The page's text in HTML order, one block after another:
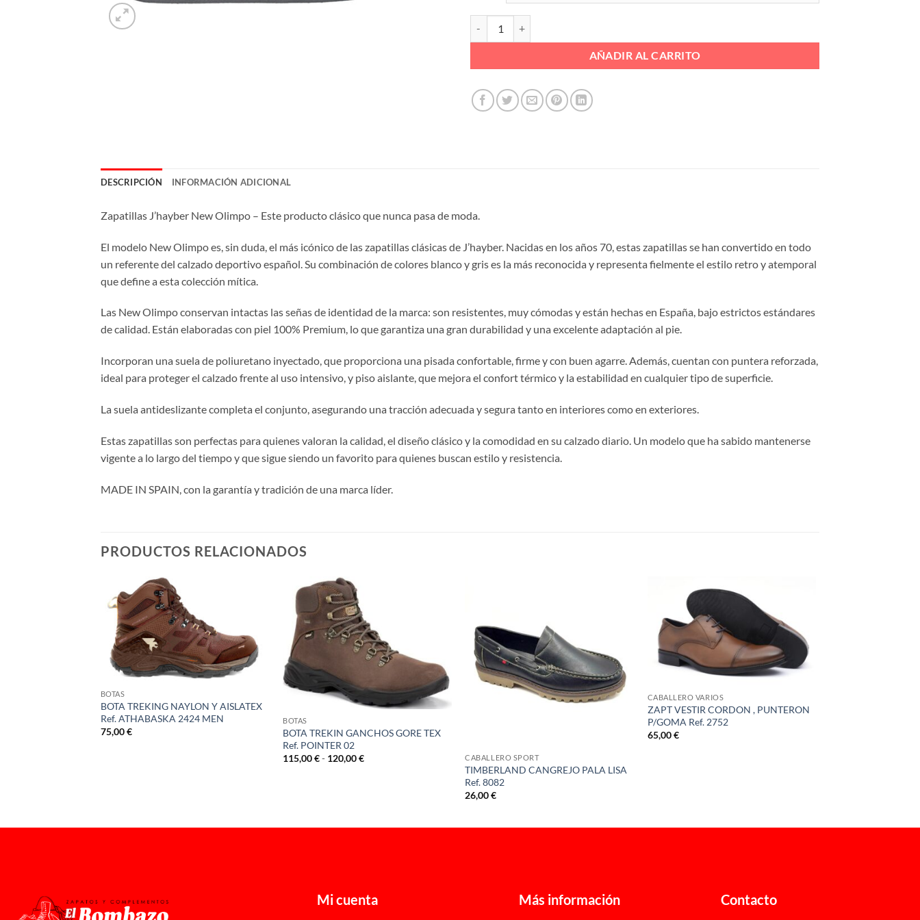
AÑADIR AL CARRITO
DESCRIPCIÓN INFORMACIÓN ADICIONAL
Zapatillas J’hayber New Olimpo – Este producto clásico que nunca pasa de moda.
El modelo New Olimpo es, sin duda, el más icónico de las zapatillas clásicas de J’hayber. Nacidas en los años 70, estas zapatillas se han convertido en todo
un referente del calzado deportivo español. Su combinación de colores blanco y gris es la más reconocida y representa fielmente el estilo retro y atemporal
que define a esta colección mítica.
Las New Olimpo conservan intactas las señas de identidad de la marca: son resistentes, muy cómodas y están hechas en España, bajo estrictos estándares
de calidad. Están elaboradas con piel 100% Premium, lo que garantiza una gran durabilidad y una excelente adaptación al pie.
Incorporan una suela de poliuretano inyectado, que proporciona una pisada confortable, firme y con buen agarre. Además, cuentan con puntera reforzada,
ideal para proteger el calzado frente al uso intensivo, y piso aislante, que mejora el confort térmico y la estabilidad en cualquier tipo de superficie.
La suela antideslizante completa el conjunto, asegurando una tracción adecuada y segura tanto en interiores como en exteriores.
Estas zapatillas son perfectas para quienes valoran la calidad, el diseño clásico y la comodidad en su calzado diario. Un modelo que ha sabido mantenerse
vigente a lo largo del tiempo y que sigue siendo un favorito para quienes buscan estilo y resistencia.
MADE IN SPAIN, con la garantía y tradición de una marca líder.
PRODUCTOS RELACIONADOS
BOTAS
BOTA TREKING NAYLON Y AISLATEX
Ref. ATHABASKA 2424 MEN
75,00€
BOTAS
BOTA TREKIN GANCHOS GORE TEX
Ref. POINTER 02
115,00€- 120,00€Rango
CABALLERO SPORT
TIMBERLAND CANGREJO PALA LISA
Ref. 8082
26,00€
CABALLERO VARIOS
ZAPT VESTIR CORDON , PUNTERON
P/GOMA Ref. 2752
65,00€
Mi cuenta Más información Contacto